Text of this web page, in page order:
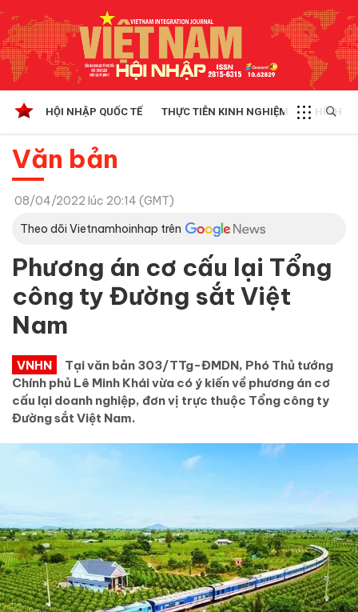
HỘI NHẬP QUỐC TẾ THỰC TIỄN KINH NGHIỆM CHÍNH
Văn bản
08/04/2022 lúc 20:14 (GMT)
Theo dõi Vietnamhoinhap trên
Phương án cơ cấu lại Tổng
công ty Đường sắt Việt
Nam
VNHN
Tại văn bản 303/TTg-ĐMDN, Phó Thủ tướng
Chính phủ Lê Minh Khái vừa có ý kiến về phương án cơ
cấu lại doanh nghiệp, đơn vị trực thuộc Tổng công ty
Đường sắt Việt Nam.